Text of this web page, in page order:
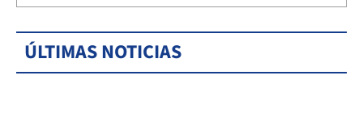
ÚLTIMAS NOTICIAS